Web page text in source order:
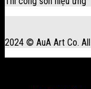
2024 © AuA Art Co.